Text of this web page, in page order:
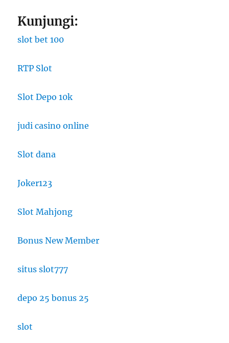
Kunjungi:
slot bet 100
RTP Slot
Slot Depo 10k
judi casino online
Slot dana
Joker123
Slot Mahjong
Bonus New Member
situs slot777
depo 25 bonus 25
slot